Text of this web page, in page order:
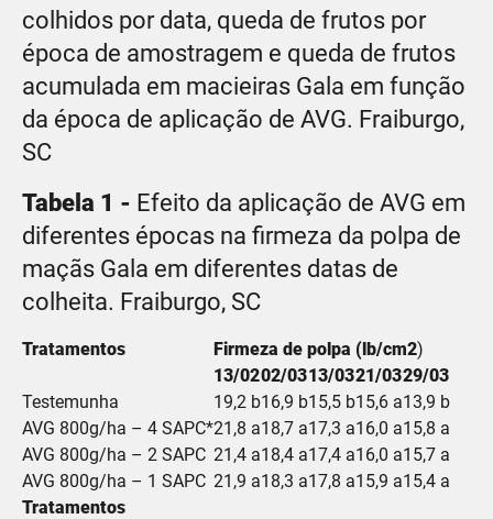
colhidos por data, queda de frutos por
época de amostragem e queda de frutos
acumulada em macieiras Gala em função
da época de aplicação de AVG. Fraiburgo,
SC
Tabela 1 - Efeito da aplicação de AVG em
diferentes épocas na firmeza da polpa de
maçãs Gala em diferentes datas de
colheita. Fraiburgo, SC
Tratamentos Firmeza de polpa (lb/cm2)
13/0202/0313/0321/0329/03
Testemunha
19,2 b16,9 b15,5 b15,6 a13,9 b
AVG 800g/ha – 4 SAPC*21,8 a18,7 a17,3 a16,0 a15,8 a
AVG 800g/ha – 2 SAPC 21,4 a18,4 a17,4 a16,0 a15,7 a
AVG 800g/ha – 1 SAPC 21,9 a18,3 a17,8 a15,9 a15,4 a
Tratamentos